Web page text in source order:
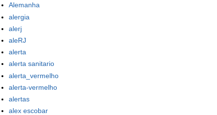
Alemanha
alergia
alerj
aleRJ
alerta
alerta sanitario
alerta_vermelho
alerta-vermelho
alertas
alex escobar